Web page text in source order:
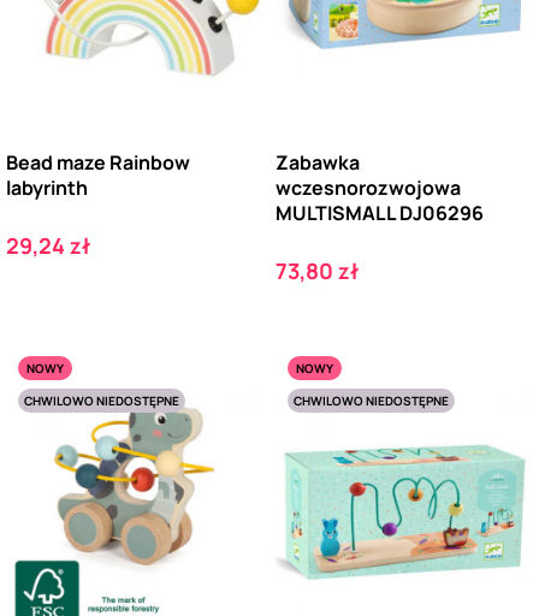
Bead maze Rainbow
labyrinth
Cena
29,24 zł
Zabawka
wczesnorozwojowa
MULTISMALL DJ06296
Cena
73,80 zł
NOWY
CHWILOWO NIEDOSTĘPNE
NOWY
CHWILOWO NIEDOSTĘPNE